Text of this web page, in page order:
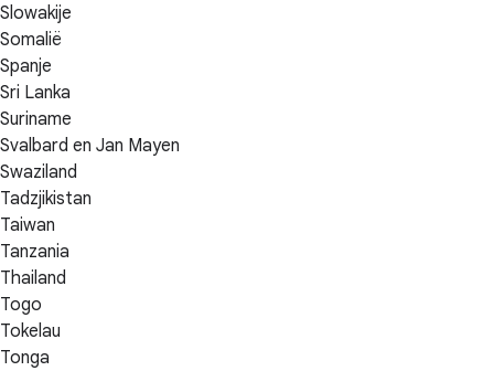
Slowakije
Somalië
Spanje
Sri Lanka
Suriname
Svalbard en Jan Mayen
Swaziland
Tadzjikistan
Taiwan
Tanzania
Thailand
Togo
Tokelau
Tonga